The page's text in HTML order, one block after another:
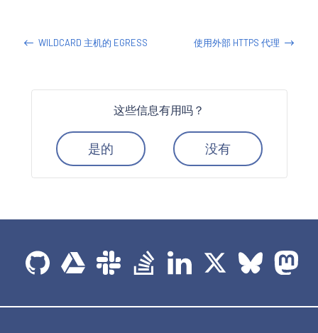
WILDCARD 主机的 EGRESS 使用外部 HTTPS 代理
这些信息有用吗？
是的 没有